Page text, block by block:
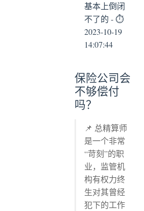
基本上倒闭
不了的 - ⏱
2023-10-19
14:07:44
保险公司会
不够偿付
吗？
📌 总精算师
是一个非常
“苛刻”的职
业，监管机
构有权力终
生对其曾经
犯下的工作